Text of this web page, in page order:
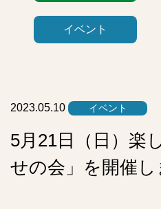
イベント
2023.05.10 イベント
5月21日（日）楽
せの会」を開催し